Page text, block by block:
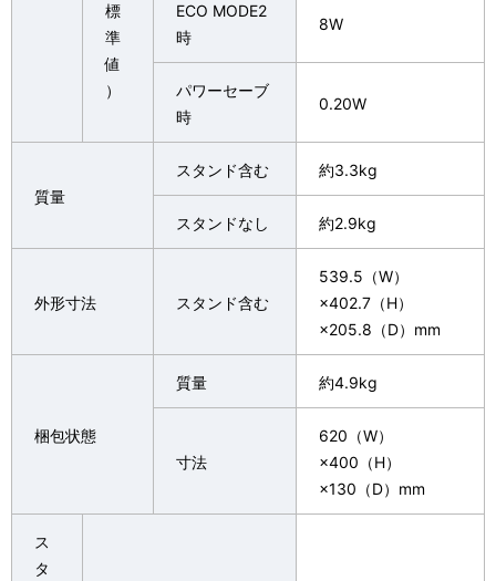
標
準
値
）
ECO MODE2
時
8W
パワーセーブ
時
0.20W
質量
スタンド含む 約3.3kg
スタンドなし 約2.9kg
外形寸法 スタンド含む
539.5（W）
×402.7（H）
×205.8（D）mm
梱包状態
質量 約4.9kg
寸法
620（W）
×400（H）
×130（D）mm
ス
タ